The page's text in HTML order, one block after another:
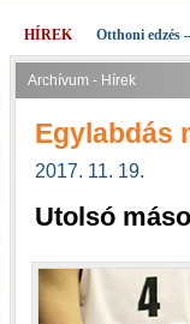
HÍREK Otthoni edzés
Archívum - Hírek
Egylabdás
2017. 11. 19.
Utolsó